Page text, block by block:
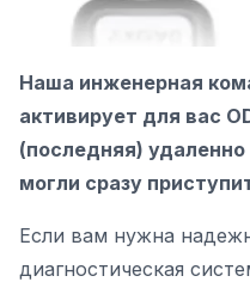
Наша инженерная
активирует для вас
(последняя)
могли сразу
Если вам нужна
диагностическая